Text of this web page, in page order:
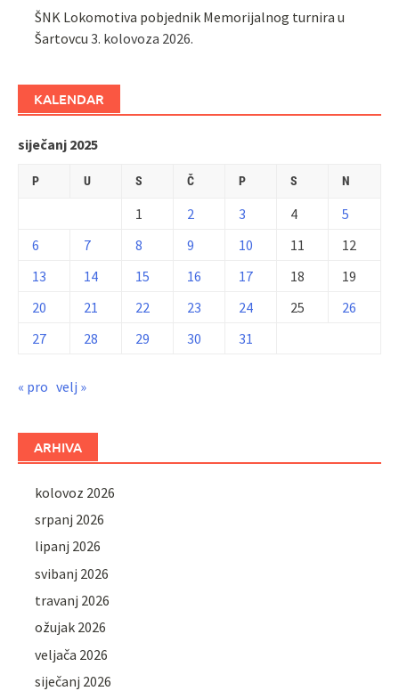
ŠNK Lokomotiva pobjednik Memorijalnog turnira u
Šartovcu 3. kolovoza 2026.
KALENDAR
siječanj 2025
P U S Č P S N
1 2 3 4
5
6
7 8 9 10 11
12
13
14 15 16 17 18
19
20
21 22 23 24 25
26
27
28 29 30 31
« pro velj »
ARHIVA
kolovoz 2026
srpanj 2026
lipanj 2026
svibanj 2026
travanj 2026
ožujak 2026
veljača 2026
siječanj 2026